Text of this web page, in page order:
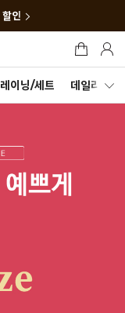
인
이닝/세트 데일리세트